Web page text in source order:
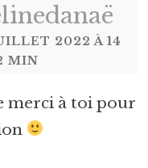
2022 À 14
MIN
merci à toi pour